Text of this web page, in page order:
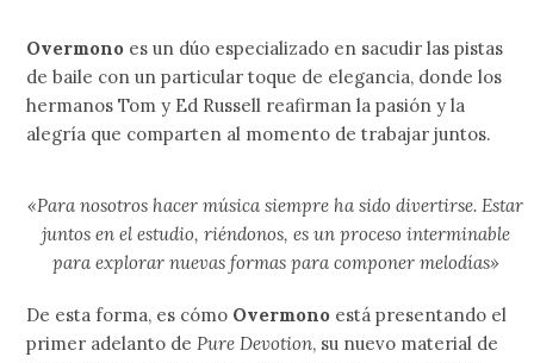
Overmono es un dúo especializado en sacudir las pistas
de baile con un particular toque de elegancia, donde los
hermanos Tom y Ed Russell reafirman la pasión y la
alegría que comparten al momento de trabajar juntos.
«Para nosotros hacer música siempre ha sido divertirse. Estar
juntos en el estudio, riéndonos, es un proceso interminable
para explorar nuevas formas para componer melodías»
De esta forma, es cómo Overmono está presentando el
primer adelanto dePure Devotion, su nuevo material de